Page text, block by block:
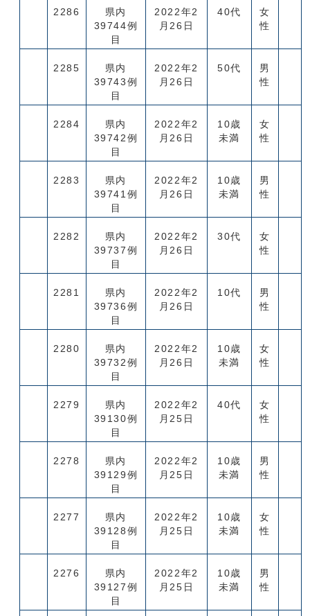
2286
県内
39744例
目
2022年2
月26日
40代
女
性
2285
県内
39743例
目
2022年2
月26日
50代
男
性
2284
県内
39742例
目
2022年2
月26日
10歳
未満
女
性
2283
県内
39741例
目
2022年2
月26日
10歳
未満
男
性
2282
県内
39737例
目
2022年2
月26日
30代
女
性
2281
県内
39736例
目
2022年2
月26日
10代
男
性
2280
県内
39732例
目
2022年2
月26日
10歳
未満
女
性
2279
県内
39130例
目
2022年2
月25日
40代
女
性
2278
県内
39129例
目
2022年2
月25日
10歳
未満
男
性
2277
県内
39128例
目
2022年2
月25日
10歳
未満
女
性
2276
県内
39127例
目
2022年2
月25日
10歳
未満
男
性